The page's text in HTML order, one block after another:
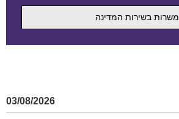
משרות בשירות המדינה
03/08/2026